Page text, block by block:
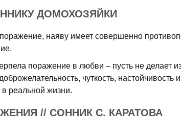
ДОМОХОЗЯЙКИ
наяву имеет совершенно
поражение в любви – пусть не делает
чуткость, настойчивость
в реальной жизни.
// СОННИК С. КАРАТОВА